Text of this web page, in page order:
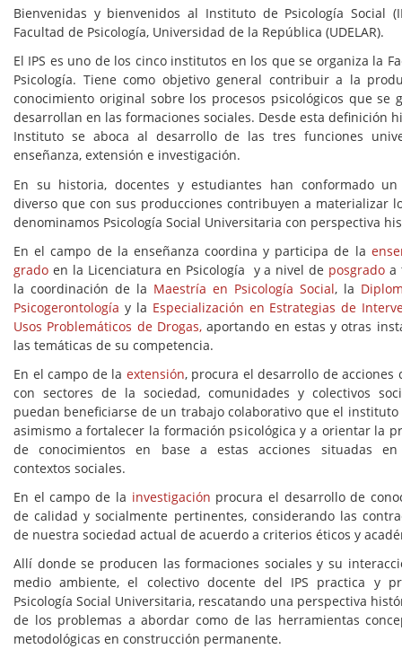
Bienvenidas y bienvenidos al Instituto de Psicología Social
Facultad de Psicología, Universidad de la República (UDELAR).
El IPS es uno de los cinco institutos en los que se organiza la
Psicología. Tiene como objetivo general contribuir a la
conocimiento original sobre los procesos psicológicos que se
desarrollan en las formaciones sociales. Desde esta definición
Instituto se aboca al desarrollo de las tres funciones
enseñanza, extensión e investigación.
En su historia, docentes y estudiantes han conformado un
diverso que con sus producciones contribuyen a materializar
denominamos Psicología Social Universitaria con perspectiva
En el campo de la enseñanza coordina y participa de la
grado en la Licenciatura en Psicología y a nivel de posgrado a
la coordinación de la Maestría en Psicología Social, la
Psicogerontología y la Especialización en Estrategias de
Usos Problemáticos de Drogas,aportando en estas y otras
las temáticas de su competencia.
En el campo de la extensión, procura el desarrollo de acciones
con sectores de la sociedad, comunidades y colectivos
puedan beneficiarse de un trabajo colaborativo que el
asimismo a fortalecer la formación psicológica y a orientar la
de conocimientos en base a estas acciones situadas en
contextos sociales.
En el campo de la investigación procura el desarrollo de
de calidad y socialmente pertinentes, considerando las
de nuestra sociedad actual de acuerdo a criterios éticos y
Allí donde se producen las formaciones sociales y su
medio ambiente, el colectivo docente del IPS practica y
Psicología Social Universitaria, rescatando una perspectiva
de los problemas a abordar como de las herramientas
metodológicas en construcción permanente.